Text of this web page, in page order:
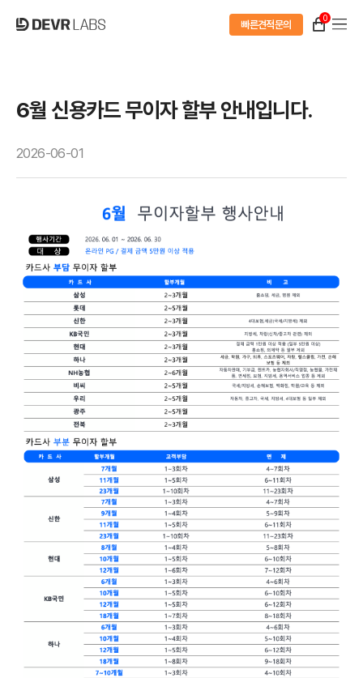
빠른견적문의
0
6월 신용카드 무이자 할부 안내입니다.
2026-06-01